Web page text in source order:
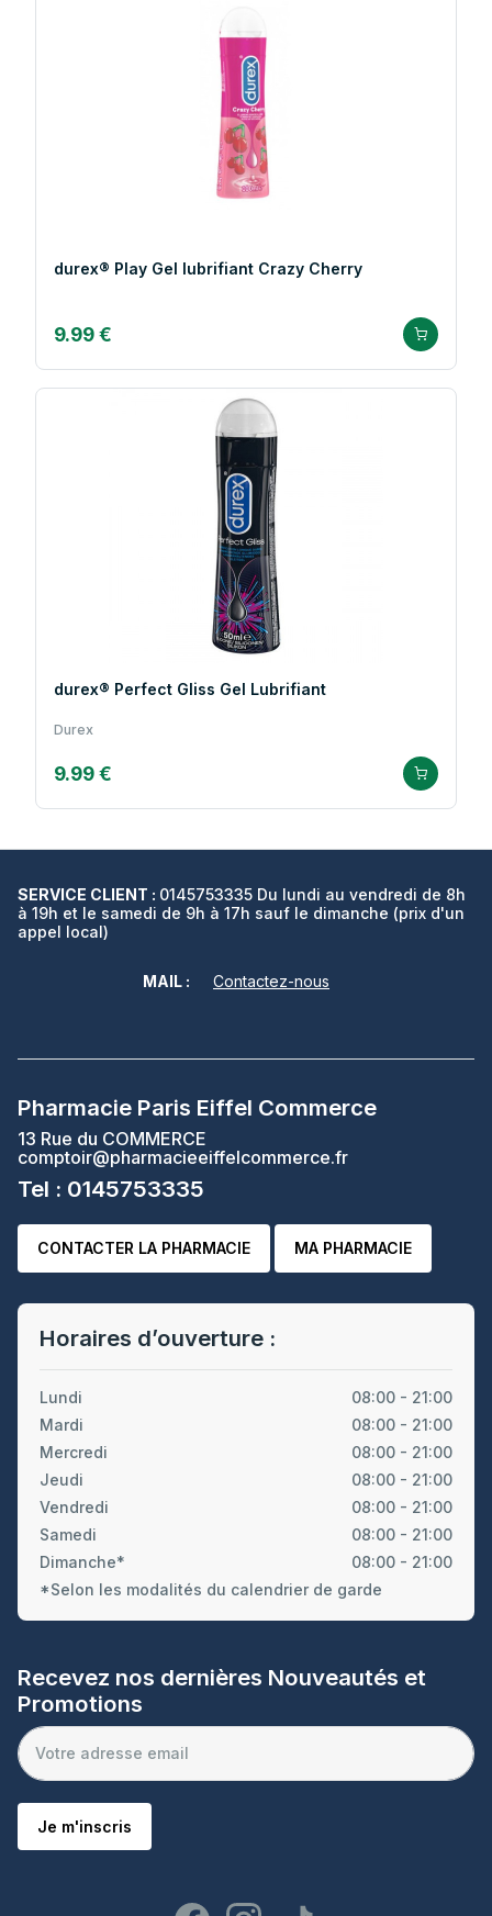
durex® Play Gel lubrifiant Crazy Cherry
9.99 €
durex® Perfect Gliss Gel Lubrifiant
Durex
9.99 €
SERVICE CLIENT : 0145753335 Du lundi au vendredi de 8h
à 19h et le samedi de 9h à 17h sauf le dimanche (prix d'un
appel local)
MAIL : Contactez-nous
Pharmacie Paris Eiffel Commerce
13 Rue du COMMERCE
comptoir@pharmacieeiffelcommerce.fr
Tel : 0145753335
CONTACTER LA PHARMACIE MA PHARMACIE
Horaires d’ouverture :
Lundi
08:00 - 21:00
Mardi
08:00 - 21:00
Mercredi
08:00 - 21:00
Jeudi
08:00 - 21:00
Vendredi
08:00 - 21:00
Samedi
08:00 - 21:00
Dimanche*
08:00 - 21:00
*Selon les modalités du calendrier de garde
Recevez nos dernières Nouveautés et
Promotions
Je m'inscris